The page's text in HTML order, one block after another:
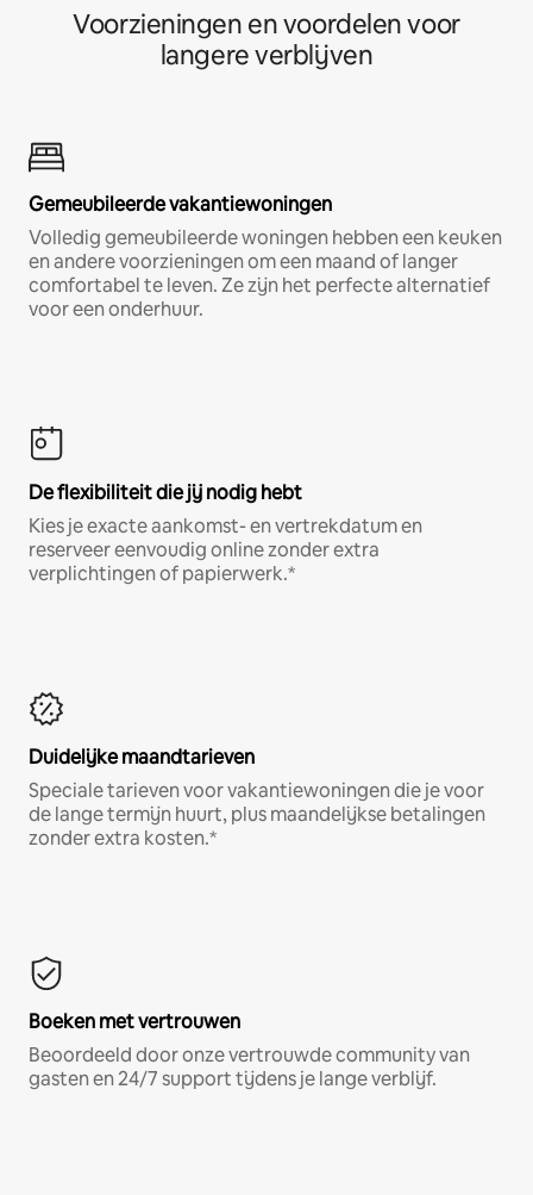
Voorzieningen en voordelen voor
langere verblijven
Gemeubileerde vakantiewoningen
Volledig gemeubileerde woningen hebben een keuken
en andere voorzieningen om een maand of langer
comfortabel te leven. Ze zijn het perfecte alternatief
voor een onderhuur.
De flexibiliteit die jij nodig hebt
Kies je exacte aankomst- en vertrekdatum en
reserveer eenvoudig online zonder extra
verplichtingen of papierwerk.*
Duidelijke maandtarieven
Speciale tarieven voor vakantiewoningen die je voor
de lange termijn huurt, plus maandelijkse betalingen
zonder extra kosten.*
Boeken met vertrouwen
Beoordeeld door onze vertrouwde community van
gasten en 24/7 support tijdens je lange verblijf.